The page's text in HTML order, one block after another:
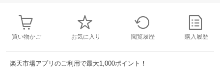
買い物かご お気に入り 閲覧履歴 購入履歴
楽天市場アプリのご利用で最大1,000ポイント！